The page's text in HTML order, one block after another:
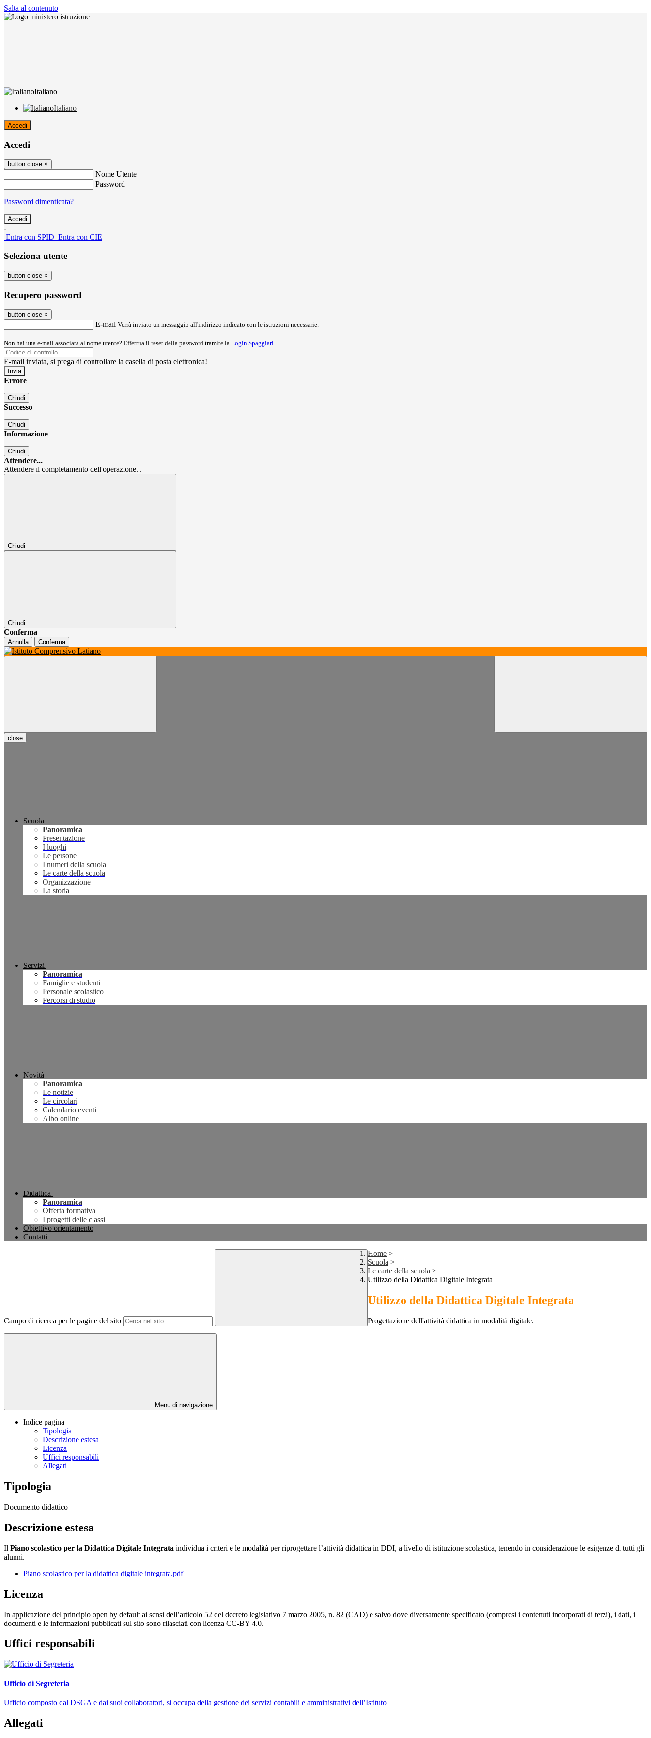
Salta al contenuto
Italiano
Italiano
Accedi
Accedi
button close ×
Nome Utente
Password
Password dimenticata?
-
Entra con SPID Entra con CIE
Seleziona utente
button close ×
Recupero password
button close ×
E-mail Verrà inviato un messaggio all'indirizzo indicato con le istruzioni necessarie.
Non hai una e-mail associata al nome utente? Effettua il reset della password tramite la Login Spaggiari
E-mail inviata, si prega di controllare la casella di posta elettronica!
Errore
Chiudi
Successo
Chiudi
Informazione
Chiudi
Attendere...
Attendere il completamento dell'operazione...
Chiudi
Chiudi
Conferma
Annulla Conferma
close
Scuola
Panoramica
Presentazione
I luoghi
Le persone
I numeri della scuola
Le carte della scuola
Organizzazione
La storia
Servizi
Panoramica
Famiglie e studenti
Personale scolastico
Percorsi di studio
Novità
Panoramica
Le notizie
Le circolari
Calendario eventi
Albo online
Didattica
Panoramica
Offerta formativa
I progetti delle classi
Obiettivo orientamento
Contatti
Campo di ricerca per le pagine del sito
Home >
Scuola >
Le carte della scuola >
Utilizzo della Didattica Digitale Integrata
Utilizzo della Didattica Digitale Integrata
Progettazione dell'attività didattica in modalità digitale.
Menu di navigazione
Indice pagina
Tipologia
Descrizione estesa
Licenza
Uffici responsabili
Allegati
Tipologia
Documento didattico
Descrizione estesa
Il Piano scolastico per la Didattica Digitale Integrata individua i criteri e le modalità per riprogettare l’attività didattica in DDI, a livello di istituzione scolastica, tenendo in considerazione le esigenze di tutti gli
alunni.
Piano scolastico per la didattica digitale integrata.pdf
Licenza
In applicazione del principio open by default ai sensi dell’articolo 52 del decreto legislativo 7 marzo 2005, n. 82 (CAD) e salvo dove diversamente specificato (compresi i contenuti incorporati di terzi), i dati, i
documenti e le informazioni pubblicati sul sito sono rilasciati con licenza CC-BY 4.0.
Uffici responsabili
Ufficio di Segreteria
Ufficio composto dal DSGA e dai suoi collaboratori, si occupa della gestione dei servizi contabili e amministrativi dell’Istituto
Allegati